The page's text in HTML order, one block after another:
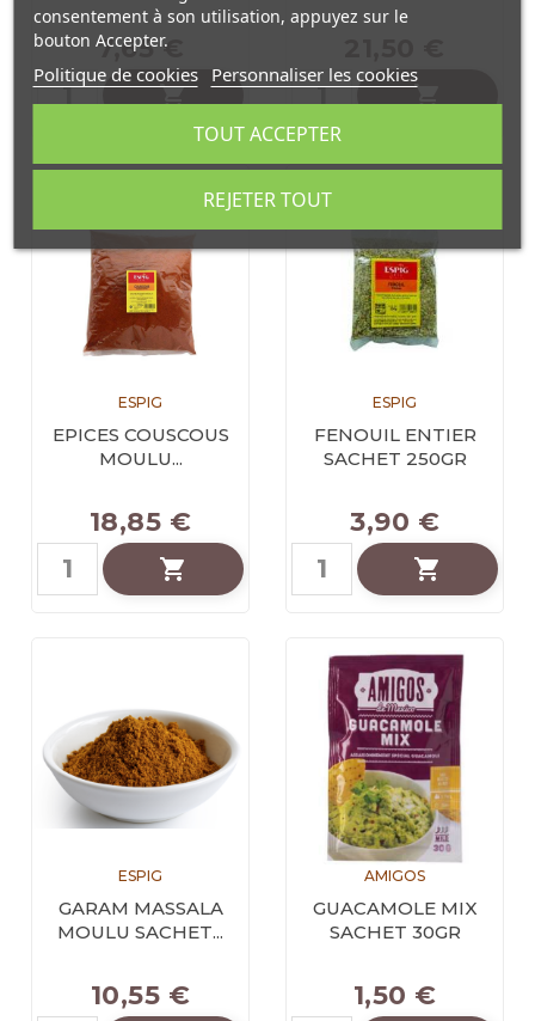
7,65 €
 
ESPIG
EPICES COUSCOUS
MOULU...
18,85 €

ESPIG
FENOUIL ENTIER
SACHET 250GR
3,90 €

ESPIG
GARAM MASSALA
MOULU SACHET...
10,55 €
AMIGOS
GUACAMOLE MIX
SACHET 30GR
1,50 €
consentement à son utilisation, appuyez sur le
bouton Accepter.
Politique de cookies Personnaliser les cookies
REJETER TOUT
TOUT ACCEPTER